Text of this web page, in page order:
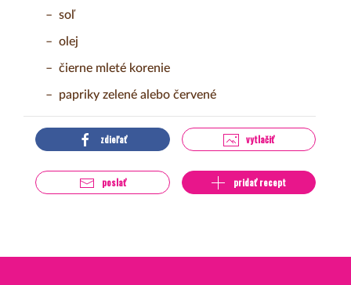
soľ
olej
čierne mleté korenie
papriky zelené alebo červené
zdieľať vytlačiť
poslať pridať recept